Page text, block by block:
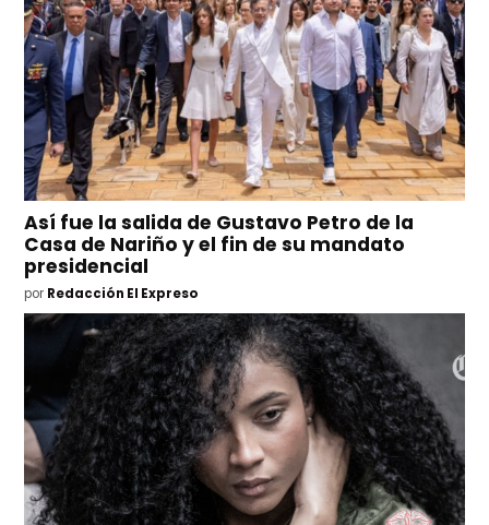
Así fue la salida de Gustavo Petro de la
Casa de Nariño y el fin de su mandato
presidencial
por Redacción El Expreso